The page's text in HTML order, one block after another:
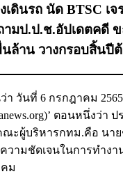
เดินรถ นัด BTSC เ
มป.ป.ช.อัปเดตคดี
ล้าน วางกรอบสิ้นปี
า วันที่ 6 กรกฎาคม
ตอนหนึ่งว่
ณะผู้บริหารกทม.คือ นา
วามชัดเจนในการทำง
ม